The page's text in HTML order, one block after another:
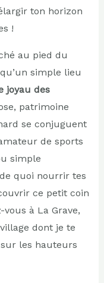
ton horizon
!
au pied du
simple lieu
joyau des
patrimoine
se conjuguent
de sports
simple
quoi nourrir tes
ce petit coin
à La Grave,
dont je te
les hauteurs